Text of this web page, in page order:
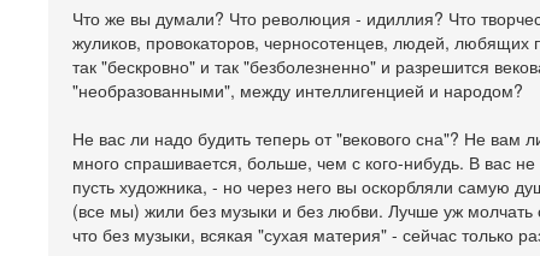
Что же вы думали? Что революция - идиллия? Что
жуликов, провокаторов, черносотенцев, людей, любящих
так "бескровно" и так "безболезненно" и разрешится
"необразованными", между интеллигенцией и народом?
Не вас ли надо будить теперь от "векового сна"? Не
много спрашивается, больше, чем с кого-нибудь. В вас
пусть художника, - но через него вы оскорбляли самую
(все мы) жили без музыки и без любви. Лучше уж
что без музыки, всякая "сухая материя" - сейчас только